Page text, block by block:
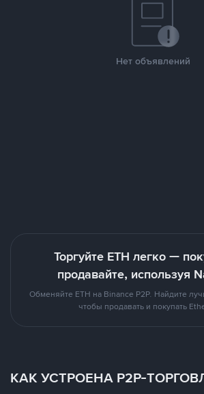
Нет объявлений
Торгуйте ETH легко —
продавайте, используя
Обменяйте ETH на Binance P2P. Найдите
чтобы продавать и покупать
КАК УСТРОЕНА P2P-